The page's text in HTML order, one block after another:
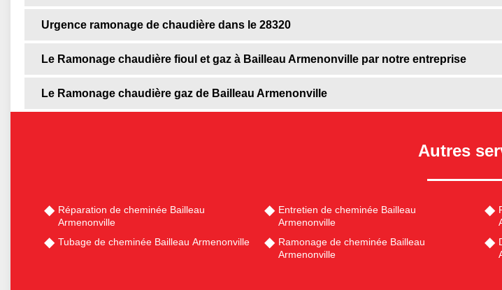
Urgence ramonage de chaudière dans le 28320
Le Ramonage chaudière fioul et gaz à Bailleau Armenonville par notre entreprise
Le Ramonage chaudière gaz de Bailleau Armenonville
Autres
Réparation de cheminée Bailleau
Armenonville
Tubage de cheminée Bailleau Armenonville
Entretien de cheminée Bailleau
Armenonville
Ramonage de cheminée Bailleau
Armenonville